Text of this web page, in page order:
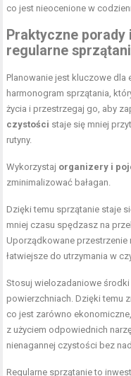
co jest nieocenione w
Praktyczne porady
regularne
Planowanie jest kluczowe dla
harmonogram sprzątania,
życia i przestrzegaj go, aby
czystości staje się mniej
rutyny.
Wykorzystaj organizery i
zminimalizować bałagan.
Dzięki temu sprzątanie staje
mniej czasu spędzasz na
Uporządkowane przestrzenie
łatwiejsze do utrzymania w
Stosuj wielozadaniowe
powierzchniach. Dzięki temu
co jest zarówno
z użyciem odpowiednich
nienagannej czystości bez
Regularne sprzątanie to